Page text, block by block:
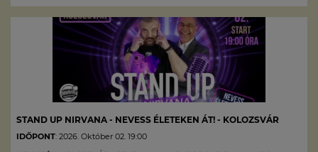
STAND UP NIRVANA - NEVESS ÉLETEKEN ÁT! - KOLOZSVÁR
IDŐPONT: 2026. Október 02. 19:00